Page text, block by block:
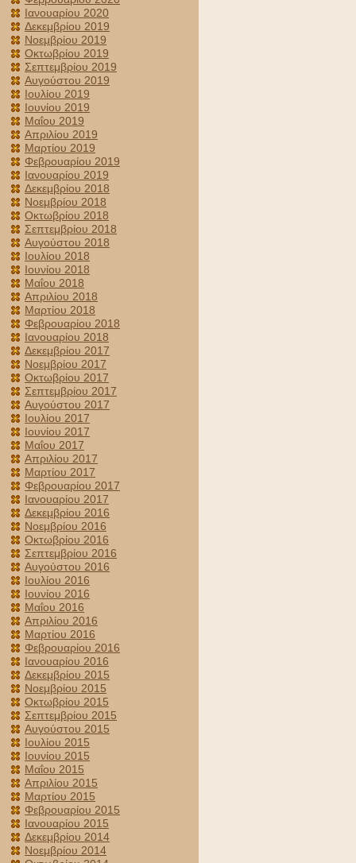
Ιανουαρίου 2020
Δεκεμβρίου 2019
Νοεμβρίου 2019
Οκτωβρίου 2019
Σεπτεμβρίου 2019
Αυγούστου 2019
Ιουλίου 2019
Ιουνίου 2019
Μαΐου 2019
Απριλίου 2019
Μαρτίου 2019
Φεβρουαρίου 2019
Ιανουαρίου 2019
Δεκεμβρίου 2018
Νοεμβρίου 2018
Οκτωβρίου 2018
Σεπτεμβρίου 2018
Αυγούστου 2018
Ιουλίου 2018
Ιουνίου 2018
Μαΐου 2018
Απριλίου 2018
Μαρτίου 2018
Φεβρουαρίου 2018
Ιανουαρίου 2018
Δεκεμβρίου 2017
Νοεμβρίου 2017
Οκτωβρίου 2017
Σεπτεμβρίου 2017
Αυγούστου 2017
Ιουλίου 2017
Ιουνίου 2017
Μαΐου 2017
Απριλίου 2017
Μαρτίου 2017
Φεβρουαρίου 2017
Ιανουαρίου 2017
Δεκεμβρίου 2016
Νοεμβρίου 2016
Οκτωβρίου 2016
Σεπτεμβρίου 2016
Αυγούστου 2016
Ιουλίου 2016
Ιουνίου 2016
Μαΐου 2016
Απριλίου 2016
Μαρτίου 2016
Φεβρουαρίου 2016
Ιανουαρίου 2016
Δεκεμβρίου 2015
Νοεμβρίου 2015
Οκτωβρίου 2015
Σεπτεμβρίου 2015
Αυγούστου 2015
Ιουλίου 2015
Ιουνίου 2015
Μαΐου 2015
Απριλίου 2015
Μαρτίου 2015
Φεβρουαρίου 2015
Ιανουαρίου 2015
Δεκεμβρίου 2014
Νοεμβρίου 2014